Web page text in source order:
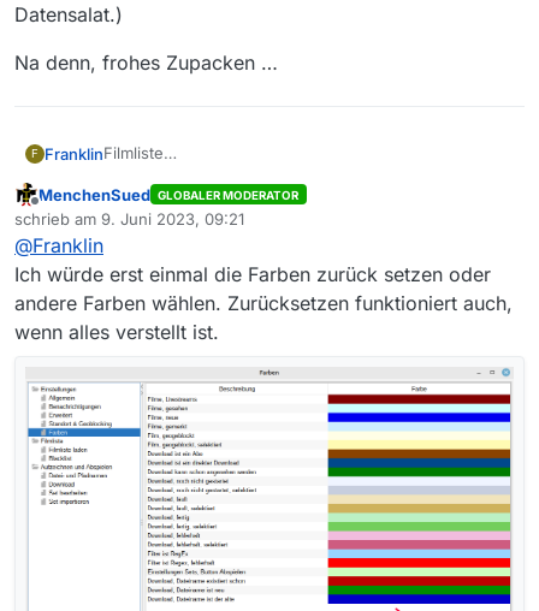
Datensalat.)
Na denn, frohes Zupacken …
F FranklinFilmliste
heruntergeladene Videos Grau markierte Einträge.
Aktuell weder in grau und auch nicht in einer anderen
Hab ich was verstellt ?
Kann ich das wieder richtig einstellen?
Offline
MenchenSued GLOBALER MODERATOR
schrieb am 9. Juni 2023, 09:21
zuletzt editiert von
@Franklin
Ich würde erst einmal die Farben zurück setzen oder
andere Farben wählen. Zurücksetzen funktioniert auch,
wenn alles verstellt ist.